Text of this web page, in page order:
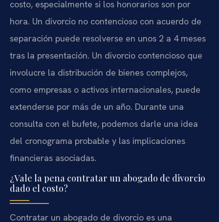
costo, especialmente si los honorarios son por
hora. Un divorcio no contencioso con acuerdo de
separación puede resolverse en unos 2 a 4 meses
tras la presentación. Un divorcio contencioso que
involucre la distribución de bienes complejos,
como empresas o activos internacionales, puede
extenderse por más de un año. Durante una
consulta con el bufete, podemos darle una idea
del cronograma probable y las implicaciones
financieras asociadas.
¿Vale la pena contratar un abogado de divorcio
dado el costo?
Contratar un abogado de divorcio es una